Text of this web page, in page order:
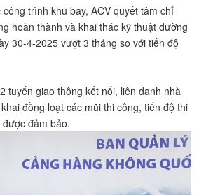
trình khu bay, ACV quyết tâm chỉ
hoàn thành và khai thác kỹ thuật đường
30-4-2025 vượt 3 tháng so với tiến độ
tuyến giao thông kết nối, liên danh nhà
đồng loạt các mũi thi công, tiến độ thi
đảm bảo.